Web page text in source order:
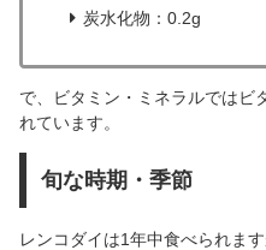
炭水化物：0.2g
で、ビタミン・ミネラルではビ
れています。
旬な時期・季節
レンコダイは1年中食べられます